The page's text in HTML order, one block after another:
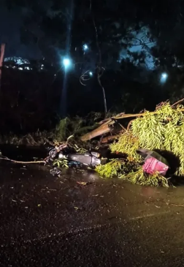
“Acho extremamente importante largar
no sofá e folhear um jornal. O
um jornal local, atinge um grande
Traz as necessidades de Canoas,
essencial e o que gostamos de ler”.
Izabel Rigo – Empresária